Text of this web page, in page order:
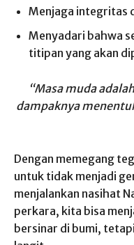
Menjaga integritas
Menyadari bahwa
titipan yang akan
“Masa muda
dampaknya
Dengan memegang
untuk tidak menjadi
menjalankan nasihat
perkara, kita bisa
bersinar di bumi,